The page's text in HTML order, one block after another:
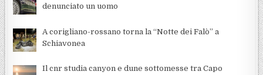
denunciato un uomo
A corigliano-rossano torna la “Notte dei Falò” a
Schiavonea
Il cnr studia canyon e dune sottomesse tra Capo